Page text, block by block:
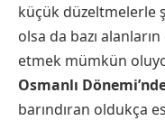
küçük düzeltmelerle
olsa da bazı
etmek mümkün
Osmanlı
barındıran oldukça